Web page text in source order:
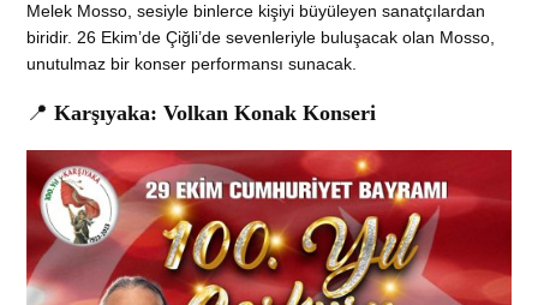
Melek Mosso, sesiyle binlerce kişiyi büyüleyen sanatçılardan
biridir. 26 Ekim’de Çiğli’de sevenleriyle buluşacak olan Mosso,
unutulmaz bir konser performansı sunacak.
📍Karşıyaka: Volkan Konak Konseri